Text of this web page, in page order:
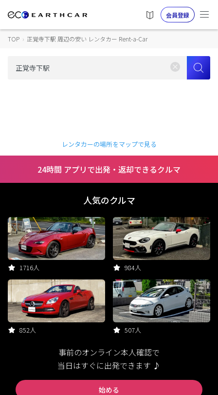
会員登録
TOP › 正覚寺下駅 周辺の安い レンタカー Rent-a-Car
レンタカーの場所をマップで見る
24時間 アプリで出発・返却できるクルマ
人気のクルマ
1716人 984人
852人 507人
事前のオンライン本人確認で
当日はすぐに出発できます ♪
始める